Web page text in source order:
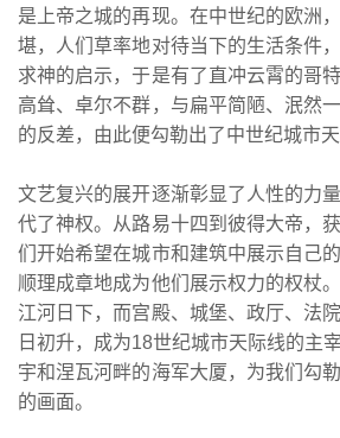
是上帝之城的再现。在中世纪的欧洲
堪，人们草率地对待当下的生活条件
求神的启示，于是有了直冲云霄的哥
高耸、卓尔不群，与扁平简陋、泯然
的反差，由此便勾勒出了中世纪城市
文艺复兴的展开逐渐彰显了人性的力
代了神权。从路易十四到彼得大帝，
们开始希望在城市和建筑中展示自己
顺理成章地成为他们展示权力的权杖
江河日下，而宫殿、城堡、政厅、法
日初升，成为18世纪城市天际线的主
宇和涅瓦河畔的海军大厦，为我们勾
的画面。